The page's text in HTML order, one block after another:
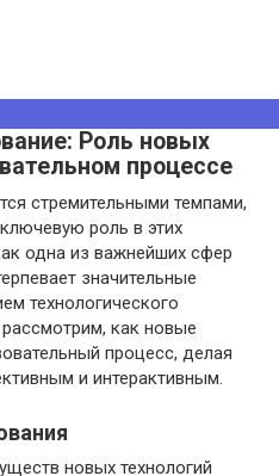
Роль новых
процессе
стремительными темпами,
роль в этих
одна из важнейших сфер
значительные
технологического
как новые
процесс, делая
и интерактивным.
новых технологий